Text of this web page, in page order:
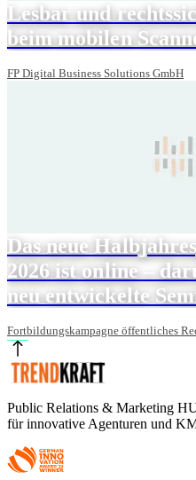
Lesbar und
beim mobilen
FP Digital Business Solutions GmbH
Das neue
2026 ist online –
neu entwickelte
Fortbildungskampagne öffentliches
Public Relations & Marketing
für innovative Agenturen und